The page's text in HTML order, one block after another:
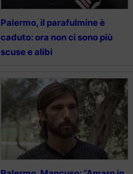
Palermo, il parafulmine è
caduto: ora non ci sono più
scuse e alibi